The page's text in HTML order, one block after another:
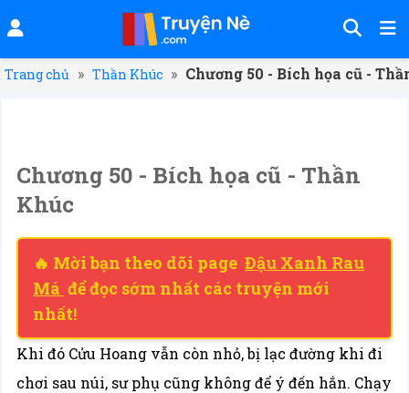
Trang chủ » Thần Khúc » Chương 50 - Bích họa cũ -
Chương 50 - Bích họa cũ - Thần
Khúc
🔥 Mời bạn theo dõi page Đậu Xanh Rau
Má để đọc sớm nhất các truyện mới
nhất!
Khi đó Cửu Hoang vẫn còn nhỏ, bị lạc đường khi đi
chơi sau núi, sư phụ cũng không để ý đến hắn. Chạy